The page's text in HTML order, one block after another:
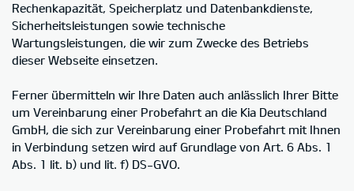
Rechenkapazität, Speicherplatz und Datenbankdienste,
Sicherheitsleistungen sowie technische
Wartungsleistungen, die wir zum Zwecke des Betriebs
dieser Webseite einsetzen.
Ferner übermitteln wir Ihre Daten auch anlässlich Ihrer Bitte
um Vereinbarung einer Probefahrt an die Kia Deutschland
GmbH, die sich zur Vereinbarung einer Probefahrt mit Ihnen
in Verbindung setzen wird auf Grundlage von Art. 6 Abs. 1
Abs. 1 lit. b) und lit. f) DS-GVO.